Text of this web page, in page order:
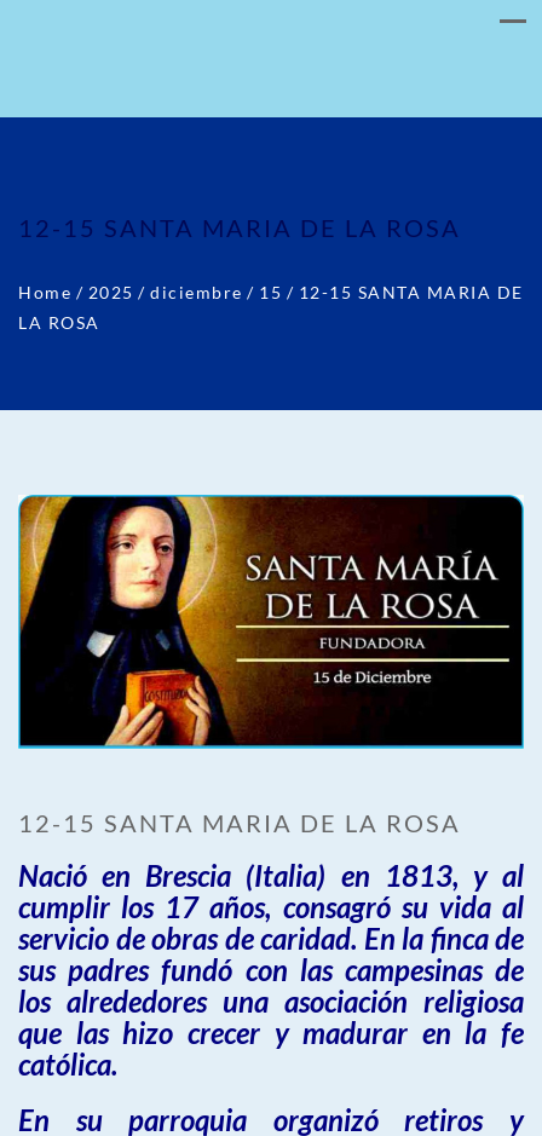
12-15 SANTA MARIA DE LA ROSA
Home / 2025 / diciembre / 15 / 12-15 SANTA MARIA DE
LA ROSA
12-15 SANTA MARIA DE LA ROSA
Nació en Brescia (Italia) en 1813, y al
cumplir los 17 años, consagró su vida al
servicio de obras de caridad. En la finca de
sus padres fundó con las campesinas de
los alrededores una asociación religiosa
que las hizo crecer y madurar en la fe
católica.
En su parroquia organizó retiros y